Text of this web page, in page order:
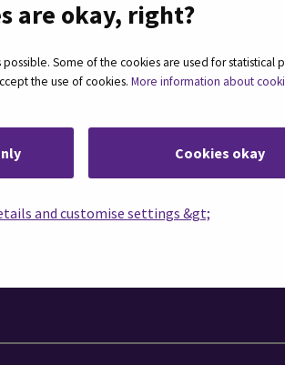
are okay, right?
Some of the cookies are used for statistical
the use of cookies. More information about
Cookies okay
and customise settings &gt;
hyödyntämiseen merkittävästi.
avulla opit tekemään